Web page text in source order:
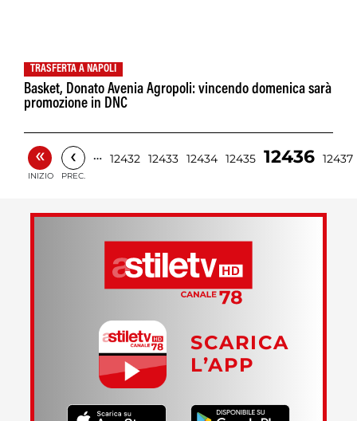
TRASFERTA A NAPOLI
Basket, Donato Avenia Agropoli: vincendo domenica sarà
promozione in DNC
«
INIZIO
‹
PREC.
… 12432 12433 12434 12435 12436 12437
SCARICA
L’APP